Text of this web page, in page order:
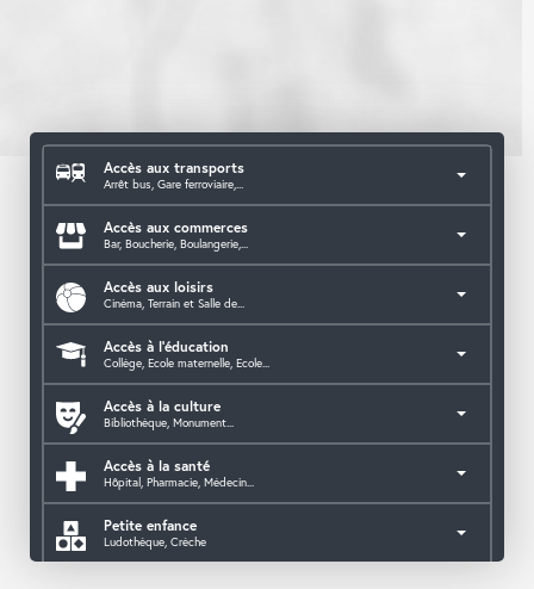
Accès aux transports
Arrêt bus, Gare ferroviaire,...
Accès aux commerces
Bar, Boucherie, Boulangerie,...
Accès aux loisirs
Cinéma, Terrain et Salle de...
Accès à l'éducation
Collège, Ecole maternelle, Ecole...
Accès à la culture
Bibliothèque, Monument...
Accès à la santé
Hôpital, Pharmacie, Médecin...
Petite enfance
Ludothèque, Crèche